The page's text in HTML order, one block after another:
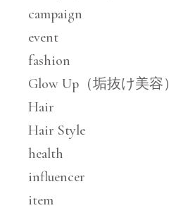
campaign
event
fashion
Glow Up（垢抜け美容）
Hair
Hair Style
health
influencer
item